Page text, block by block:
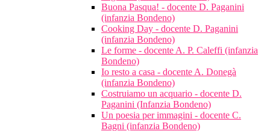
Buona Pasqua! - docente D. Paganini
(infanzia Bondeno)
Cooking Day - docente D. Paganini
(infanzia Bondeno)
Le forme - docente A. P. Caleffi (infanzia
Bondeno)
Io resto a casa - docente A. Donegà
(infanzia Bondeno)
Costruiamo un acquario - docente D.
Paganini (Infanzia Bondeno)
Un poesia per immagini - docente C.
Bagni (infanzia Bondeno)